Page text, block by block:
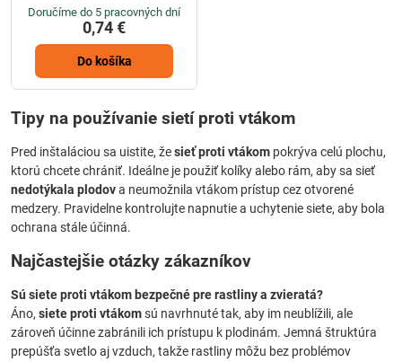
Doručíme do 5 pracovných dní
0,74 €
Do košíka
Tipy na používanie sietí proti vtákom
Pred inštaláciou sa uistite, žesieť proti vtákom pokrýva celú plochu,
ktorú chcete chrániť. Ideálne je použiť kolíky alebo rám, aby sa sieť
nedotýkala plodova neumožnila vtákom prístup cez otvorené
medzery. Pravidelne kontrolujte napnutie a uchytenie siete, aby bola
ochrana stále účinná.
Najčastejšie otázky zákazníkov
Sú siete proti vtákom bezpečné pre rastliny a zvieratá?
Áno, siete proti vtákomsú navrhnuté tak, aby im neublížili, ale
zároveň účinne zabránili ich prístupu k plodinám. Jemná štruktúra
prepúšťa svetlo aj vzduch, takže rastliny môžu bez problémov